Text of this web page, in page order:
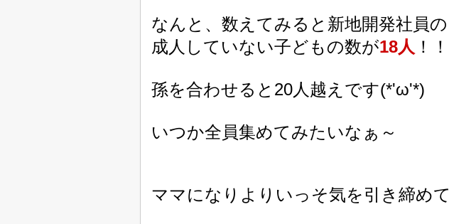
なんと、数えてみると新地開発社員の
成人していない子どもの数が18人 ！！
孫を合わせると20人越えです(*'ω'*)
いつか全員集めてみたいなぁ～
ママになりよりいっそ気を引き締めて